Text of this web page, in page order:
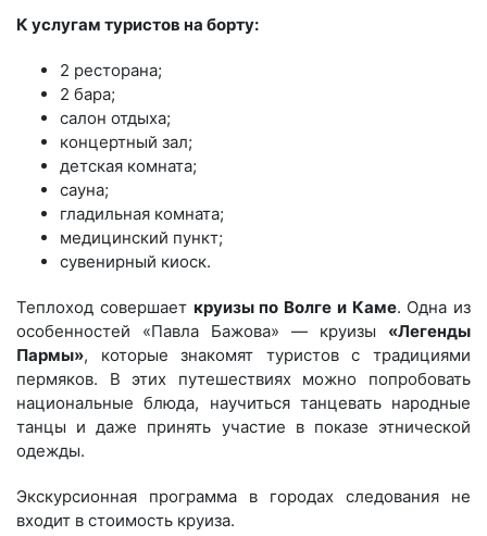
К услугам туристов на борту:
2 ресторана;
2 бара;
салон отдыха;
концертный зал;
детская комната;
сауна;
гладильная комната;
медицинский пункт;
сувенирный киоск.
Теплоход совершает круизы по Волге и Каме. Одна из
особенностей «Павла Бажова» — круизы «Легенды
Пармы», которые знакомят туристов с традициями
пермяков. В этих путешествиях можно попробовать
национальные блюда, научиться танцевать народные
танцы и даже принять участие в показе этнической
одежды.
Экскурсионная программа в городах следования не
входит в стоимость круиза.